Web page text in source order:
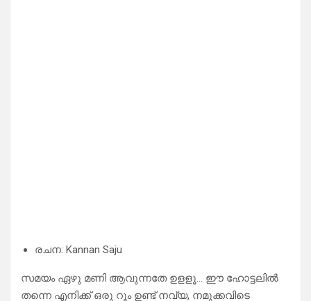
രചന: Kannan Saju
സമയം ഏഴു മണി ആവുന്നതേ ഉളളൂ… ഈ ഹോട്ടലിൽ
തന്നെ എനിക്ക് ഒരു റൂം ഉണ്ട് നവ്യ, നമുക്കവിടെ